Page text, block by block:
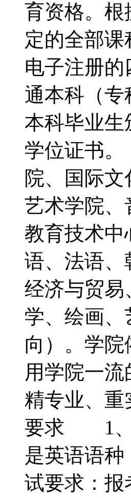
育资格。根
定的全部
电子注册
通本科（
本科毕业生
学位证书
院、国际
艺术学院、
教育技术中
语、法语、
经济与贸易
学、绘画、
向）。学
用学院一
精专业、
要求 1、
是英语语
试要求：报